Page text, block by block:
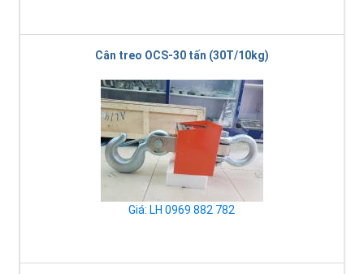
Cân treo OCS-30 tấn (30T/10kg)
Giá: LH 0969 882 782